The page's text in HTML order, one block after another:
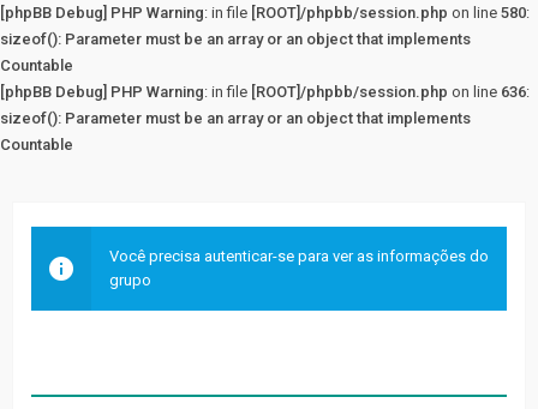
[phpBB Debug] PHP Warning: in file [ROOT]/phpbb/session.php on line 580:
sizeof(): Parameter must be an array or an object that implements
Countable
[phpBB Debug] PHP Warning: in file [ROOT]/phpbb/session.php on line 636:
sizeof(): Parameter must be an array or an object that implements
Countable
Você precisa autenticar-se para ver as informações do
grupo